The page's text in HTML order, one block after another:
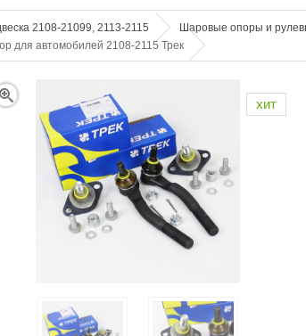
2108-21099, 2113-2115
Шаровые опоры и
для автомобилей 2108-2115 Трек
хит